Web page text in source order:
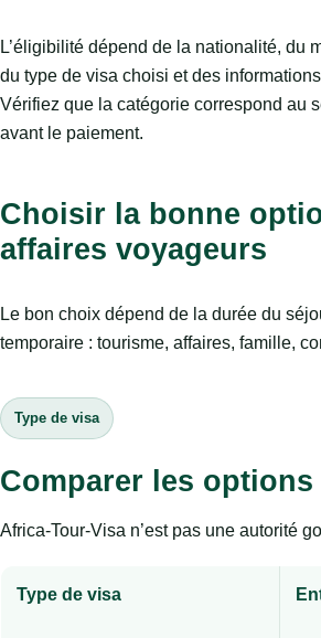
L’éligibilité dépend de la nationalité, du
du type de visa choisi et des
Vérifiez que la catégorie correspond au
avant le paiement.
Choisir la bonne
affaires voyageurs
Le bon choix dépend de la durée du
temporaire : tourisme, affaires, famille,
Type de visa
Comparer les options
Africa-Tour-Visa n’est pas une autorité
Type de visa